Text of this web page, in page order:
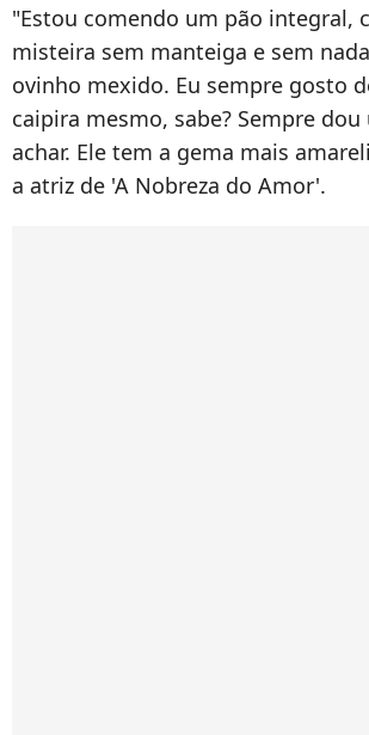
"Estou comendo um pão integral,
misteira sem manteiga e sem
ovinho mexido. Eu sempre gosto
caipira mesmo, sabe? Sempre
achar. Ele tem a gema mais
a atriz de 'A Nobreza do Amor'.